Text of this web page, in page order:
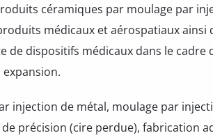
céramiques par moulage par
médicaux et aérospatiaux ainsi
de dispositifs médicaux dans le cadre
expansion.
injection de métal, moulage par
précision (cire perdue), fabrication